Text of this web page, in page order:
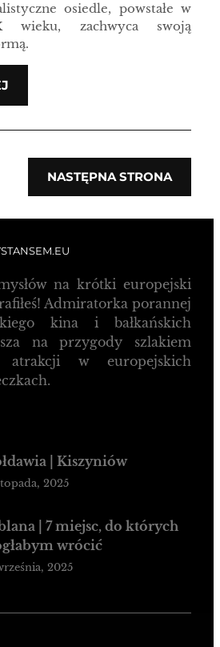
osiedle, powstałe w
zachwyca swoją
NASTĘPNA STRONA
na krótki europejski
Admiratorka porannej
kina i bałkańskich
na przygody szlakiem
atrakcji w europejskich
| Kiszyniów
2025
| 7 miejsc, do których
wrócić
2025